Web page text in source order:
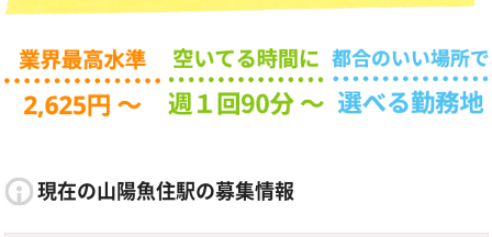
現在の山陽魚住駅の募集情報